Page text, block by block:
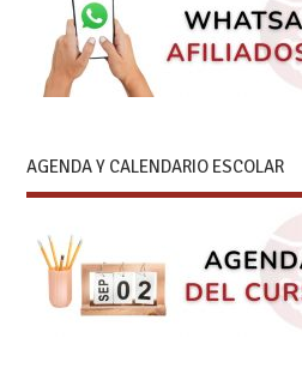
AGENDA Y CALENDARIO ESCOLAR